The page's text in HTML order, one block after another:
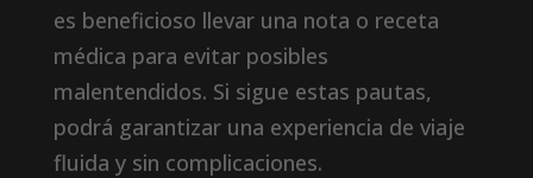
es beneficioso llevar una nota o receta
médica para evitar posibles
malentendidos. Si sigue estas pautas,
podrá garantizar una experiencia de viaje
fluida y sin complicaciones.